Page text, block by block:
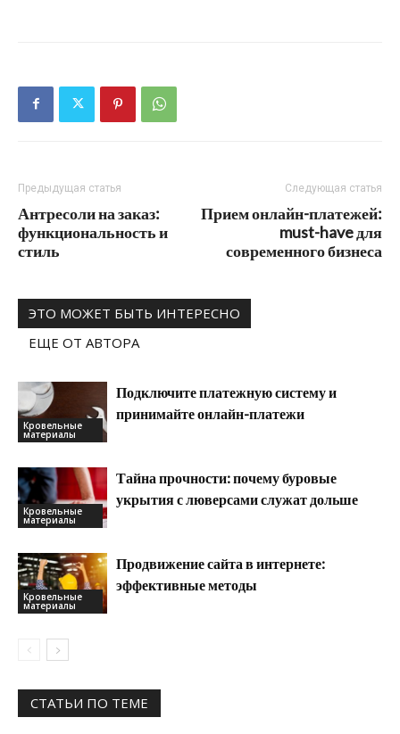
Предыдущая статья
Антресоли на заказ:
функциональность и
стиль
Следующая статья
Прием онлайн-платежей:
must-have для
современного бизнеса
ЭТО МОЖЕТ БЫТЬ ИНТЕРЕСНО
ЕЩЕ ОТ АВТОРА
Кровельные
материалы
Подключите платежную систему и
принимайте онлайн-платежи
Кровельные
материалы
Тайна прочности: почему буровые
укрытия с люверсами служат дольше
Кровельные
материалы
Продвижение сайта в интернете:
эффективные методы
СТАТЬИ ПО ТЕМЕ